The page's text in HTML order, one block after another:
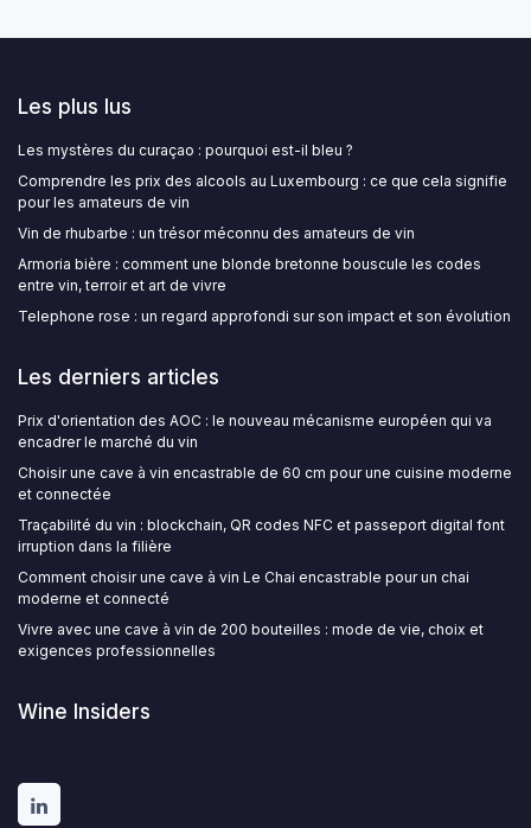
Les plus lus
Les mystères du curaçao : pourquoi est-il bleu ?
Comprendre les prix des alcools au Luxembourg : ce que cela signifie
pour les amateurs de vin
Vin de rhubarbe : un trésor méconnu des amateurs de vin
Armoria bière : comment une blonde bretonne bouscule les codes
entre vin, terroir et art de vivre
Telephone rose : un regard approfondi sur son impact et son évolution
Les derniers articles
Prix d'orientation des AOC : le nouveau mécanisme européen qui va
encadrer le marché du vin
Choisir une cave à vin encastrable de 60 cm pour une cuisine moderne
et connectée
Traçabilité du vin : blockchain, QR codes NFC et passeport digital font
irruption dans la filière
Comment choisir une cave à vin Le Chai encastrable pour un chai
moderne et connecté
Vivre avec une cave à vin de 200 bouteilles : mode de vie, choix et
exigences professionnelles
Wine Insiders